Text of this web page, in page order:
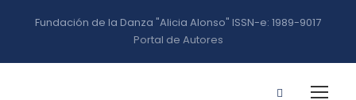
Fundación de la Danza "Alicia Alonso" ISSN-e: 1989-9017
Portal de Autores